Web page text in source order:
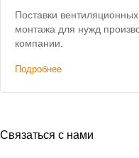
Поставки
монтажа для нужд
компании.
Подробнее
Связаться с нами